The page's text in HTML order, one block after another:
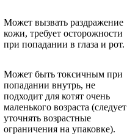
Может вызвать раздражение
кожи, требует осторожности
при попадании в глаза и рот.
Может быть токсичным при
попадании внутрь, не
подходит для котят очень
маленького возраста (следует
уточнять возрастные
ограничения на упаковке).